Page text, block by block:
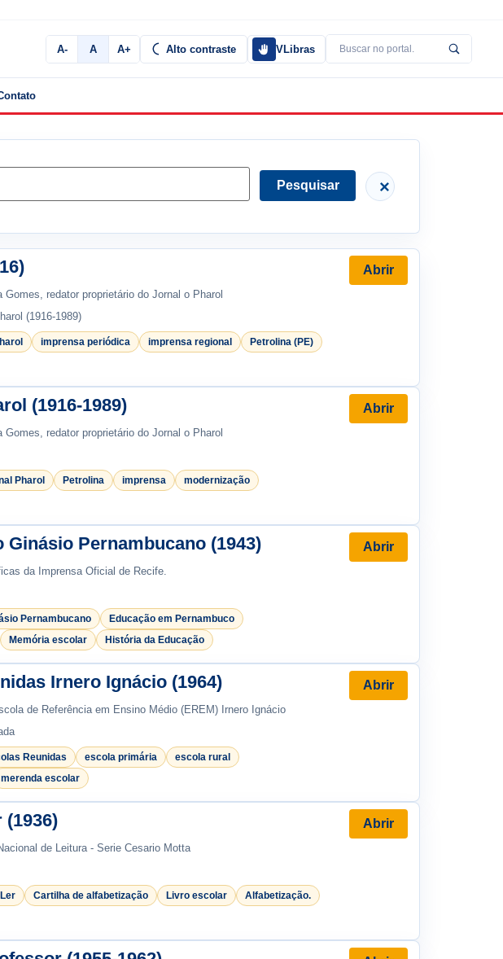
A- A A+ Alto contraste VLibras
Buscar
no
portal
Pesquisar ×
Gomes, redator proprietário do Jornal o Pharol
(1916-1989)
imprensa periódica imprensa regional
Petrolina (PE)
Abrir
(1916-1989)
Gomes, redator proprietário do Jornal o Pharol
Pharol Petrolina imprensa
modernização
Abrir
Ginásio Pernambucano (1943)
da Imprensa Oficial de Recife.
Pernambucano
Educação em Pernambuco
Memória escolar História da Educação
Abrir
Irnero Ignácio (1964)
de Referência em Ensino Médio (EREM) Irnero Ignácio
Reunidas escola primária
escola rural
merenda escolar
Abrir
de Leitura - Serie Cesario Motta
Cartilha de alfabetização Livro escolar Alfabetização.
Abrir